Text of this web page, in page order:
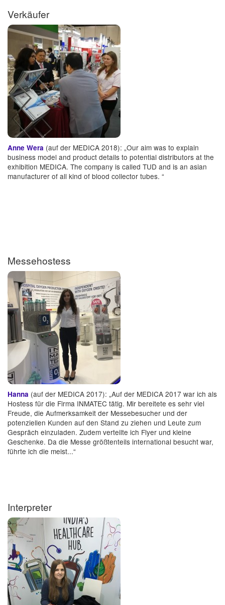
Verkäufer
Anne Wera (auf der MEDICA 2018): „Our aim was to explain
business model and product details to potential distributors at the
exhibition MEDICA. The company is called TUD and is an asian
manufacturer of all kind of blood collector tubes. “
Messehostess
Hanna (auf der MEDICA 2017): „Auf der MEDICA 2017 war ich als
Hostess für die Firma INMATEC tätig. Mir bereitete es sehr viel
Freude, die Aufmerksamkeit der Messebesucher und der
potenziellen Kunden auf den Stand zu ziehen und Leute zum
Gespräch einzuladen. Zudem verteilte ich Flyer und kleine
Geschenke. Da die Messe größtenteils international besucht war,
führte ich die meist...“
Interpreter